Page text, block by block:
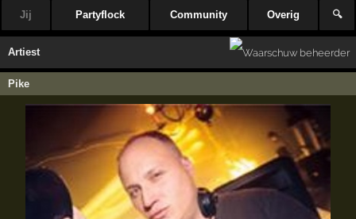
Jij Partyflock Community Overig 🔍
Artiest
Pike